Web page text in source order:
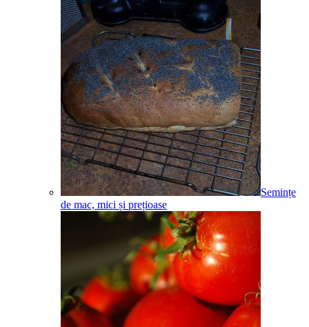
Semințe
de mac, mici și prețioase